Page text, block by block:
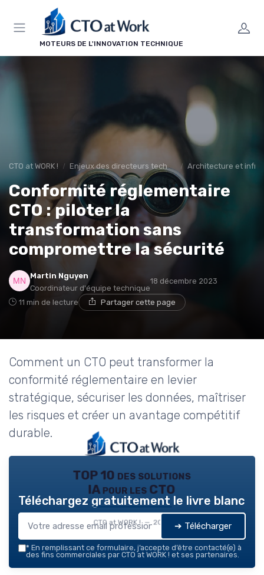
MOTEURS DE L'INNOVATION TECHNIQUE
CTO at WORK ! Enjeux des directeurs techniques Architecture et
Conformité réglementaire
CTO : piloter la
transformation sans
compromettre la sécurité
Martin Nguyen
Coordinateur d'équipe technique
18 décembre 2023
11 min de lecture Partager cette page
Comment un CTO peut transformer la
conformité réglementaire en levier
stratégique, sécuriser les données, maîtriser
les risques et créer un avantage compétitif
durable.
TOP 10 des solutions
IA pour les CTO
CTO at WORK ! — 2026
Téléchargez gratuitement le livre blanc
➔ Télécharger
* En remplissant ce formulaire, j’accepte d’être contacté(e) à
des fins commerciales par CTO at WORK ! et ses partenaires.
Panneau de gestion des cookies